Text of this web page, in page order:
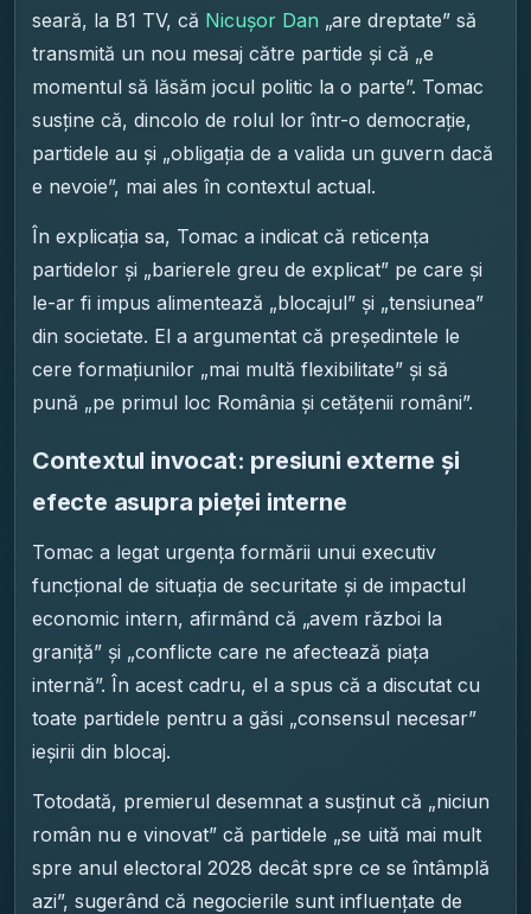
seară, la B1 TV, că Nicușor Dan „are dreptate” să
transmită un nou mesaj către partide și că „e
momentul să lăsăm jocul politic la o parte”. Tomac
susține că, dincolo de rolul lor într-o democrație,
partidele au și „obligația de a valida un guvern dacă
e nevoie”, mai ales în contextul actual.
În explicația sa, Tomac a indicat că reticența
partidelor și „barierele greu de explicat” pe care și
le-ar fi impus alimentează „blocajul” și „tensiunea”
din societate. El a argumentat că președintele le
cere formațiunilor „mai multă flexibilitate” și să
pună „pe primul loc România și cetățenii români”.
Contextul invocat: presiuni externe și
efecte asupra pieței interne
Tomac a legat urgența formării unui executiv
funcțional de situația de securitate și de impactul
economic intern, afirmând că „avem război la
graniță” și „conflicte care ne afectează piața
internă”. În acest cadru, el a spus că a discutat cu
toate partidele pentru a găsi „consensul necesar”
ieșirii din blocaj.
Totodată, premierul desemnat a susținut că „niciun
român nu e vinovat” că partidele „se uită mai mult
spre anul electoral 2028 decât spre ce se întâmplă
azi”, sugerând că negocierile sunt influențate de